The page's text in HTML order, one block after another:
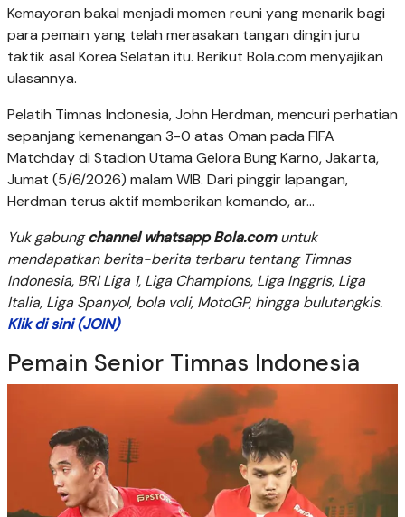
Kemayoran bakal menjadi momen reuni yang menarik bagi
para pemain yang telah merasakan tangan dingin juru
taktik asal Korea Selatan itu. Berikut Bola.com menyajikan
ulasannya.
Pelatih Timnas Indonesia, John Herdman, mencuri perhatian
sepanjang kemenangan 3-0 atas Oman pada FIFA
Matchday di Stadion Utama Gelora Bung Karno, Jakarta,
Jumat (5/6/2026) malam WIB. Dari pinggir lapangan,
Herdman terus aktif memberikan komando, ar...
Yuk gabungchannel whatsapp Bola.comuntuk
mendapatkan berita-berita terbaru tentang Timnas
Indonesia, BRI Liga 1, Liga Champions, Liga Inggris, Liga
Italia, Liga Spanyol, bola voli, MotoGP, hingga bulutangkis.
Klik di sini (JOIN)
Pemain Senior Timnas Indonesia